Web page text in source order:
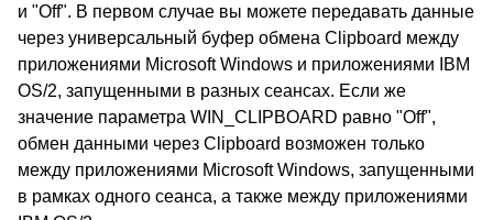
и "Off". В первом случае вы можете передавать данные
через универсальный буфер обмена Clipboard между
приложениями Microsoft Windows и приложениями IBM
OS/2, запущенными в разных сеансах. Если же
значение параметра WIN_CLIPBOARD равно "Off",
обмен данными через Clipboard возможен только
между приложениями Microsoft Windows, запущенными
в рамках одного сеанса, а также между приложениями